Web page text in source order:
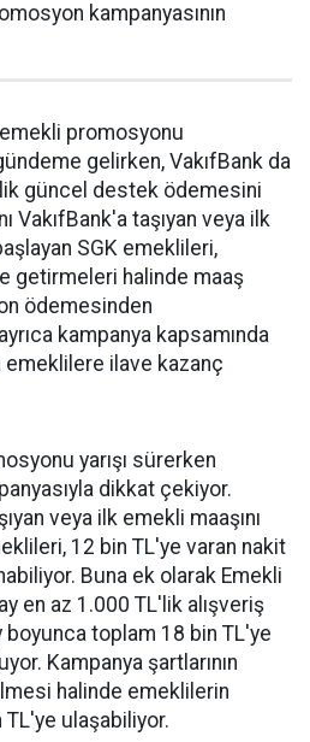
kampanyasının
promosyonu
gelirken, VakıfBank da
güncel destek ödemesini
VakıfBank'a taşıyan veya ilk
SGK emeklileri,
getirmeleri halinde maaş
ödemesinden
kampanya kapsamında
ilave kazanç
yarışı sürerken
dikkat çekiyor.
veya ilk emekli maaşını
12 bin TL'ye varan nakit
Buna ek olarak Emekli
en az 1.000 TL'lik alışveriş
toplam 18 bin TL'ye
Kampanya şartlarının
halinde emeklilerin
TL'ye ulaşabiliyor.